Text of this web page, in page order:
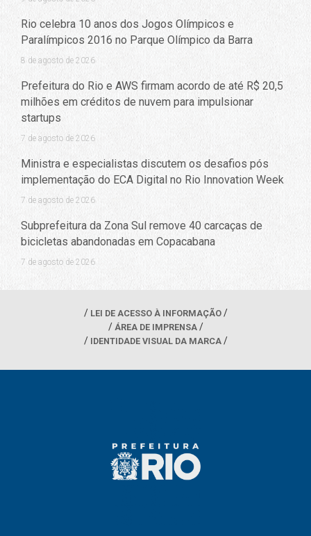
Rio celebra 10 anos dos Jogos Olímpicos e
Paralímpicos 2016 no Parque Olímpico da Barra
8 de agosto de 2026
Prefeitura do Rio e AWS firmam acordo de até R$ 20,5
milhões em créditos de nuvem para impulsionar
startups
7 de agosto de 2026
Ministra e especialistas discutem os desafios pós
implementação do ECA Digital no Rio Innovation Week
7 de agosto de 2026
Subprefeitura da Zona Sul remove 40 carcaças de
bicicletas abandonadas em Copacabana
7 de agosto de 2026
LEI DE ACESSO À INFORMAÇÃO
ÁREA DE IMPRENSA
IDENTIDADE VISUAL DA MARCA